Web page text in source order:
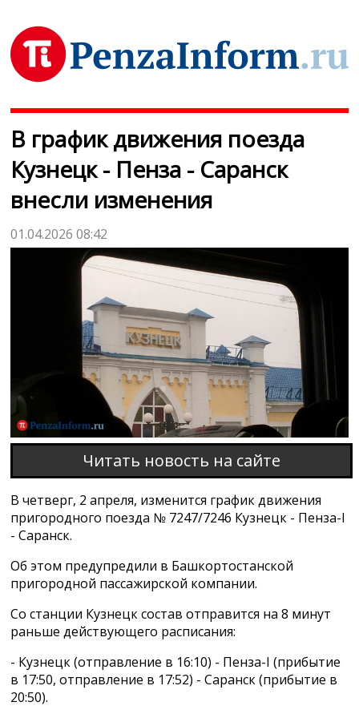
В график движения поезда
Кузнецк - Пенза - Саранск
внесли изменения
01.04.2026 08:42
Читать новость на сайте
В четверг, 2 апреля, изменится график движения
пригородного поезда № 7247/7246 Кузнецк - Пенза-I
- Саранск.
Об этом предупредили в Башкортостанской
пригородной пассажирской компании.
Со станции Кузнецк состав отправится на 8 минут
раньше действующего расписания:
- Кузнецк (отправление в 16:10) - Пенза-I (прибытие
в 17:50, отправление в 17:52) - Саранск (прибытие в
20:50).